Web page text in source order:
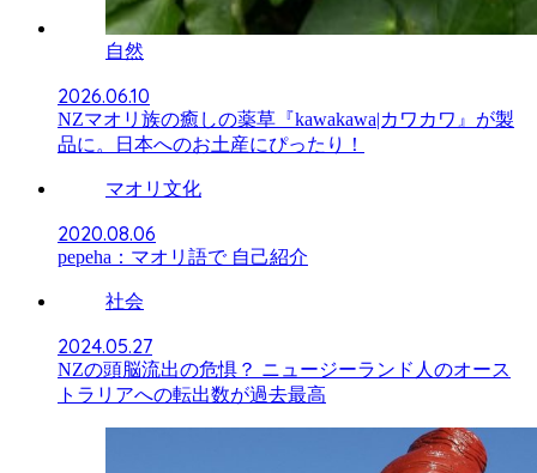
自然
2026.06.10
NZマオリ族の癒しの薬草『kawakawa|カワカワ』が製
品に。日本へのお土産にぴったり！
マオリ文化
2020.08.06
pepeha：マオリ語で 自己紹介
社会
2024.05.27
NZの頭脳流出の危惧？ ニュージーランド人のオース
トラリアへの転出数が過去最高